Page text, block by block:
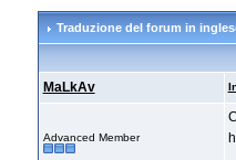
Traduzione del forum in
MaLkAv
Advanced Member